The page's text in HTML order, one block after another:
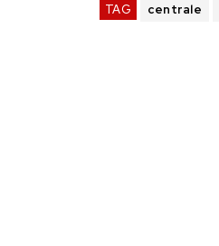
TAG centrale